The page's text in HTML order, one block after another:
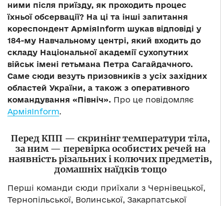
ними після приїзду, як проходить процес
їхньої обсервації? На ці та інші запитання
кореспондент АрміяInform шукав відповіді у
184-му Навчальному центрі, який входить до
складу Національної академії сухопутних
військ імені гетьмана Петра Сагайдачного.
Саме сюди везуть призовників з усіх західних
областей України, а також з оперативного
командування «Північ». Про це повідомляє
АрміяInform.
Перед КПП — скринінг температури тіла,
за ним — перевірка особистих речей на
наявність різальних і колючих предметів,
домашніх наїдків тощо
Перші команди сюди приїхали з Чернівецької,
Тернопільської, Волинської, Закарпатської